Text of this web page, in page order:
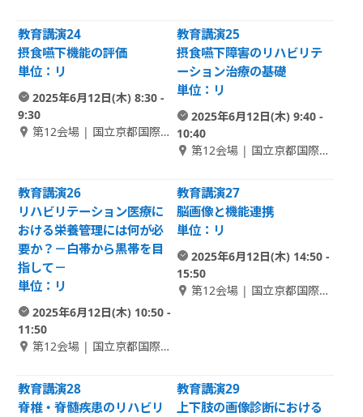
教育講演24
摂食嚥下機能の評価
単位：リ
2025年6月12日(木) 8:30 -
9:30
第12会場 | 国立京都国際会
教育講演25
摂食嚥下障害のリハビリテ
ーション治療の基礎
単位：リ
2025年6月12日(木) 9:40 -
10:40
第12会場 | 国立京都国際会
教育講演26
リハビリテーション医療に
おける栄養管理には何が必
要か？－白帯から黒帯を目
指して－
単位：リ
2025年6月12日(木) 10:50 -
11:50
第12会場 | 国立京都国際会
教育講演27
脳画像と機能連携
単位：リ
2025年6月12日(木) 14:50 -
15:50
第12会場 | 国立京都国際会
教育講演28
脊椎・脊髄疾患のリハビリ
教育講演29
上下肢の画像診断における